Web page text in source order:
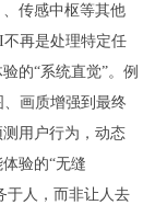
传感中枢等其他
再是处理特定任
的“系统直觉”。例
画质增强到最终
用户行为，动态
验的“无缝
于人，而非让人去